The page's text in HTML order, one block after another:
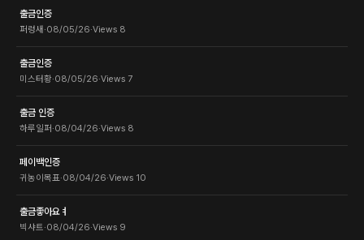
출금인증
퍼렁새 ·08/05/26·Views 8
출금인증
미스터황·08/05/26·Views 7
출금 인증
하루일퍼·08/04/26·Views 8
페이백인증
귀농이목표·08/04/26·Views 10
출금좋아요ㅕ
빅샤트·08/04/26·Views 9